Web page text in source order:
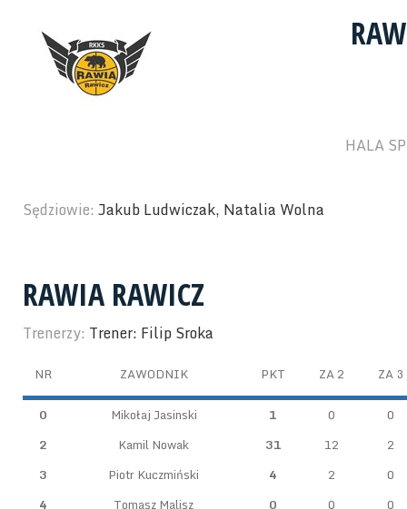
HALA
Sędziowie: Jakub Ludwiczak, Natalia Wolna
RAWIA RAWICZ
Trenerzy: Trener: Filip Sroka
NR ZAWODNIK PKT ZA 2 ZA 3
0 Mikołaj Jasinski 1 0
0
2
Kamil Nowak 31 12
2
3
Piotr Kuczmiński 4 2
0
4
Tomasz Malisz 0 0
0